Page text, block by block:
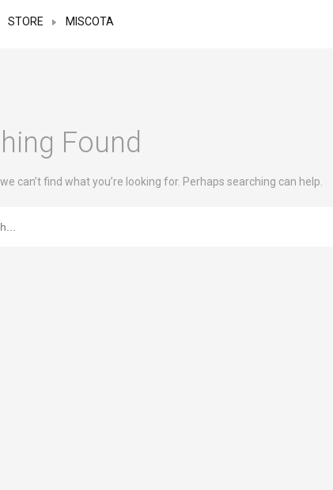
STORE MISCOTA
Found
can’t find what you’re looking for. Perhaps searching can help.